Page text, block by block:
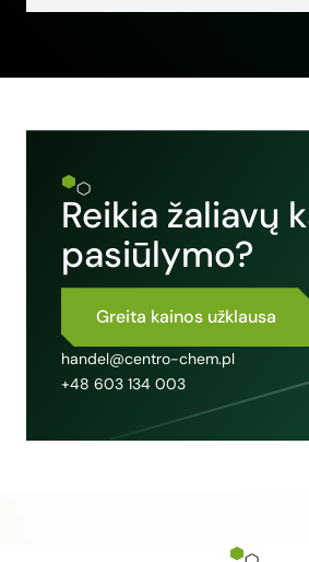
Reikia žaliavų
pasiūlymo?
Greita kainos užklausa
handel@centro-chem.pl
+48 603 134 003